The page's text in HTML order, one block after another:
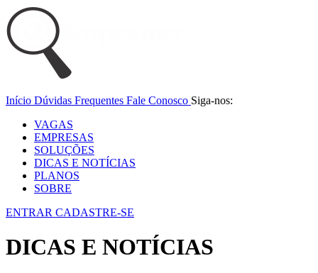
Início Dúvidas Frequentes Fale Conosco Siga-nos:
VAGAS
EMPRESAS
SOLUÇÕES
DICAS E NOTÍCIAS
PLANOS
SOBRE
ENTRAR CADASTRE-SE
DICAS E NOTÍCIAS